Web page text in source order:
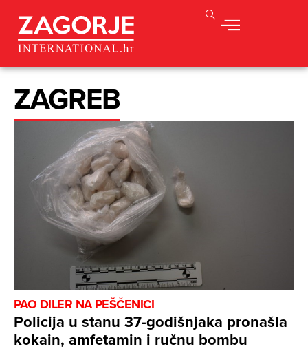
ZAGREB
PAO DILER NA PEŠČENICI
Policija u stanu 37-godišnjaka pronašla
kokain, amfetamin i ručnu bombu